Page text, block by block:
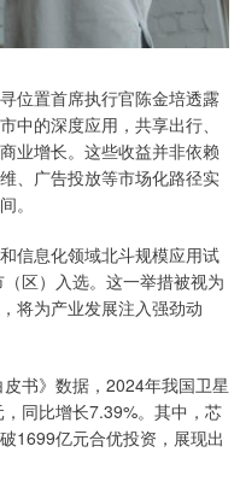
位置首席执行官陈金培透露
中的深度应用，共享出行、
业增长。这些收益并非依赖
、广告投放等市场化路径实
。
信息化领域北斗规模应用试
区）入选。这一举措被视为
将为产业发展注入强劲动
书》数据，2024年我国卫星
同比增长7.39%。其中，芯
1699亿元合优投资，展现出